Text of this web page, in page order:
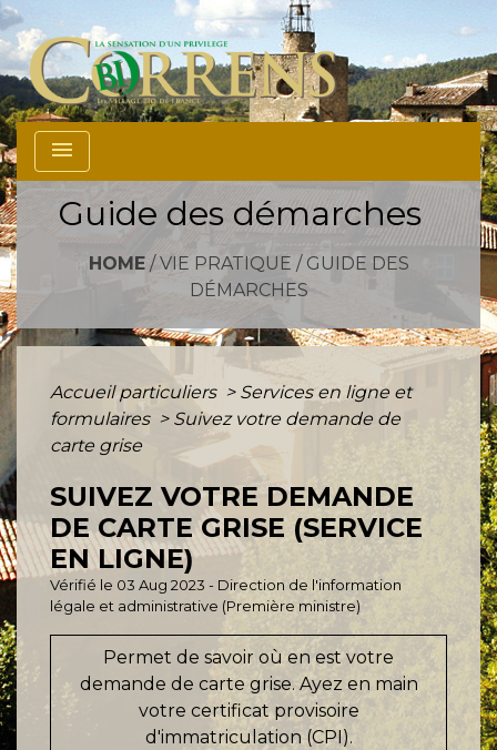
menu
Guide des démarches
HOME/ VIE PRATIQUE / GUIDE DES
DÉMARCHES
Accueil particuliers > Services en ligne et
formulaires > Suivez votre demande de
carte grise
SUIVEZ VOTRE DEMANDE
DE CARTE GRISE (SERVICE
EN LIGNE)
Vérifié le 03 Aug 2023 - Direction de l'information
légale et administrative (Première ministre)
Permet de savoir où en est votre
demande de carte grise. Ayez en main
votre certificat provisoire
d'immatriculation (CPI).